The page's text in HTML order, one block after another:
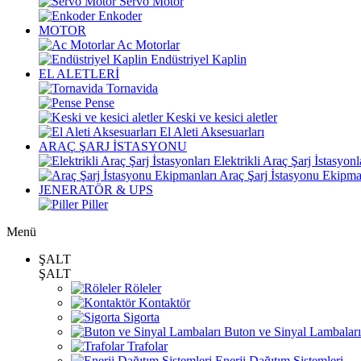
Enkoder
MOTOR
Ac Motorlar
Endüstriyel Kaplin
EL ALETLERİ
Tornavida
Pense
Keski ve kesici aletler
El Aleti Aksesuarları
ARAÇ ŞARJ İSTASYONU
Elektrikli Araç Şarj
Araç Şarj İstasyonu
JENERATÖR & UPS
Piller
Menü
ŞALT
ŞALT
Röleler
Kontaktör
Sigorta
Buton ve Sinyal Lambaları
Trafolar